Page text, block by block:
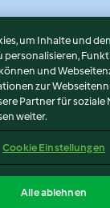
um Inhalte und den
personalisieren,
und
zur
Partner für soziale
weiter.
Cookie Einstellungen
Alle ablehnen